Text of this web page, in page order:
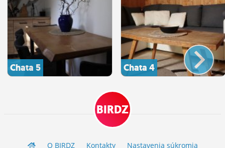
Chata 5 Chata 4
BIRDZ
O BIRDZ Kontakty Nastavenia súkromia